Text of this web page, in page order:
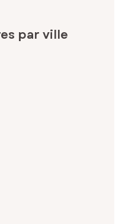
par ville